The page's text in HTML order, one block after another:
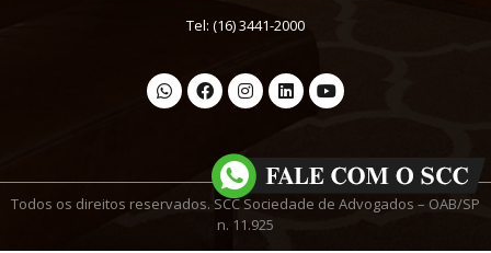
Tel: (16) 3441-2000
Todos os direitos reservados. SCC Sociedade de Advogados – OAB/SP
n. 11.925